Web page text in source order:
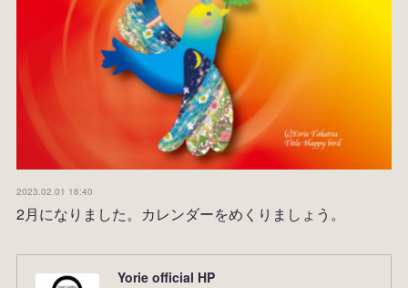
2023.02.01 16:40
2月になりました。カレンダーをめくりましょう。
Yorie official HP